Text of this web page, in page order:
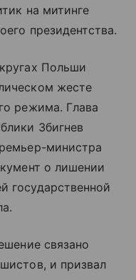
на митинге
президентства.
Польши
жесте
режима. Глава
Збигнев
министра
о лишении
государственной
связано
и призвал